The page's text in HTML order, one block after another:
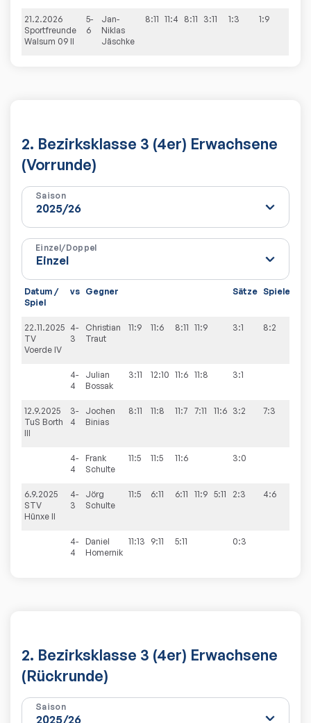
21.2.2026
Sportfreunde
Walsum 09 II
5-
6
Jan-
Niklas
Jäschke
8:11 11:4 8:11 3:11 1:3 1:9
2. Bezirksklasse 3 (4er) Erwachsene
(Vorrunde)
Saison
Einzel/Doppel
Datum /
Spiel
vs Gegner Sätze Spiele
22.11.2025
TV
Voerde IV
4-
3
Christian
Traut
11:9 11:6 8:11 11:9 3:1 8:2
4-
4
Julian
Bossak
3:11 12:10 11:6 11:8 3:1
12.9.2025
TuS Borth
III
3-
4
Jochen
Binias
8:11 11:8 11:7 7:11 11:6 3:2 7:3
4-
4
Frank
Schulte
11:5 11:5 11:6 3:0
6.9.2025
STV
Hünxe II
4-
3
Jörg
Schulte
11:5 6:11 6:11 11:9 5:11 2:3 4:6
4-
4
Daniel
Homernik
11:13 9:11 5:11 0:3
2. Bezirksklasse 3 (4er) Erwachsene
(Rückrunde)
Saison